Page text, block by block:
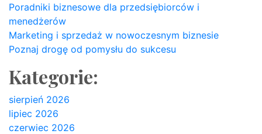
Poradniki biznesowe dla przedsiębiorców i
menedżerów
Marketing i sprzedaż w nowoczesnym biznesie
Poznaj drogę od pomysłu do sukcesu
Kategorie:
sierpień 2026
lipiec 2026
czerwiec 2026